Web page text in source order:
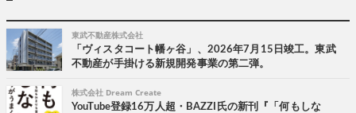
東武不動産株式会社
「ヴィスタコート幡ヶ谷」、2026年7月15日竣工。東武
不動産が手掛ける新規開発事業の第二弾。
株式会社 Dream Create
YouTube登録16万人超・BAZZI氏の新刊『「何もしな